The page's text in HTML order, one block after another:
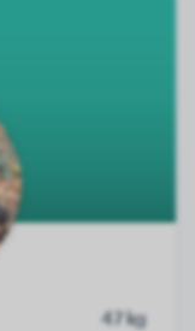
47 kg